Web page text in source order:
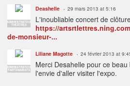
ADMINISTRATEUR
THÉÂTRES
Deashelle 29 mars 2013 at 5:16
L'inoubliable concert de
https://
de-monsieur-...
ADMINISTRATEUR
PARTENARIATS
Liliane Magotte 24 février 2013 at
Merci Desahelle pour ce
l'envie d'aller visiter l'expo.